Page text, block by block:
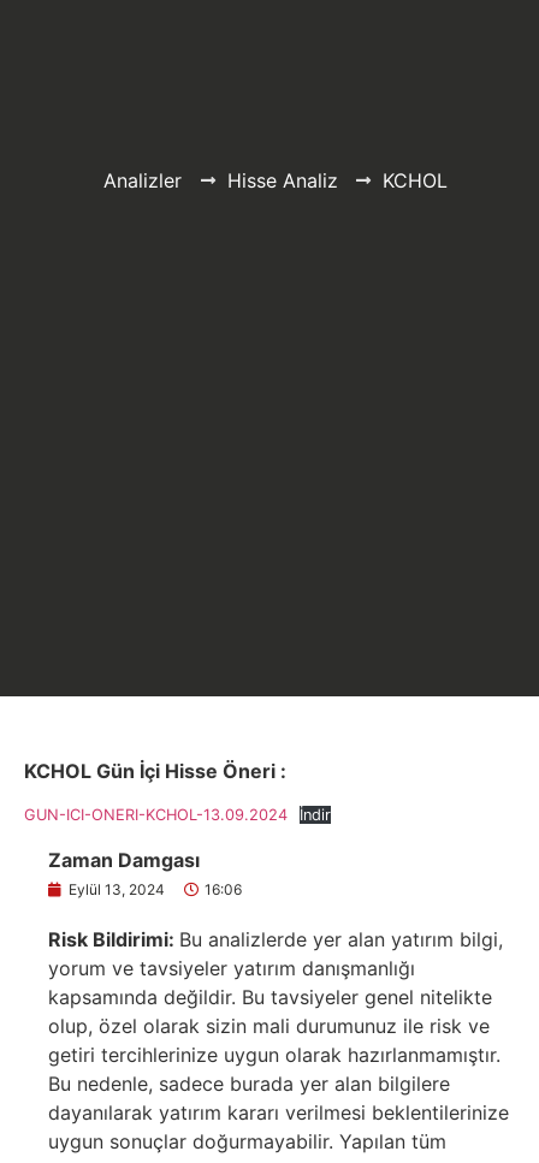
Analizler Hisse Analiz KCHOL
KCHOL Gün İçi Hisse Öneri :
GUN-ICI-ONERI-KCHOL-13.09.2024 İndir
Zaman Damgası
Eylül 13, 2024 16:06
Risk Bildirimi: Bu analizlerde yer alan yatırım bilgi,
yorum ve tavsiyeler yatırım danışmanlığı
kapsamında değildir. Bu tavsiyeler genel nitelikte
olup, özel olarak sizin mali durumunuz ile risk ve
getiri tercihlerinize uygun olarak hazırlanmamıştır.
Bu nedenle, sadece burada yer alan bilgilere
dayanılarak yatırım kararı verilmesi beklentilerinize
uygun sonuçlar doğurmayabilir. Yapılan tüm